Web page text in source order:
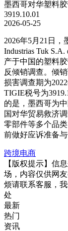
墨西哥对华塑料
3919.10.01
2026-05-25
2026年5月21日
Industrias Tuk
产于中国的塑料胶
反倾销调查。倾
损害调查期为
TIGIE税号为
的是，墨西哥为
国对华贸易救济
零部件等多个品
前做好应诉准备与
跨境电商
【版权提示】信
场，内容仅供网
烦请联系客服，
处
最新
热门
资讯